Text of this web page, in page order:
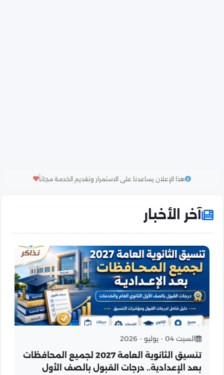
هذا الإعلان يساعدنا على الاستمرار وتقديم الخدمة مجاناً
آخر الأخبار
السبت 04 - يوليو - 2026
تنسيق الثانوية العامة 2027 لجميع المحافظات
بعد الإعدادية.. درجات القبول بالصف الأول